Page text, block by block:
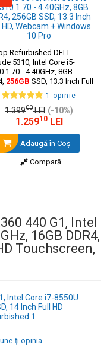
Refurbished DELL
5310, Intel Core i5-
1.70 - 4.40GHz, 8GB
256GB SSD, 13.3 Inch Full
+ Windows 10 Pro
1 opinie
1.39900LEI (-10%)
1.25910LEI
Adaugă în Coş
Compară
440 G1, Intel
16GB DDR4,
Touchscreen,
ţi opinia